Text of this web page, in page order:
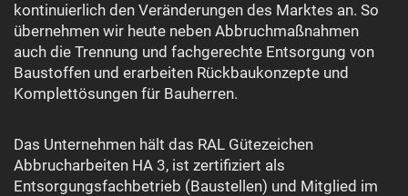
kontinuierlich den Veränderungen des Marktes an. So
übernehmen wir heute neben Abbruchmaßnahmen
auch die Trennung und fachgerechte Entsorgung von
Baustoffen und erarbeiten Rückbaukonzepte und
Komplettösungen für Bauherren.
Das Unternehmen hält das RAL Gütezeichen
Abbrucharbeiten HA 3, ist zertifiziert als
Entsorgungsfachbetrieb (Baustellen) und Mitglied im